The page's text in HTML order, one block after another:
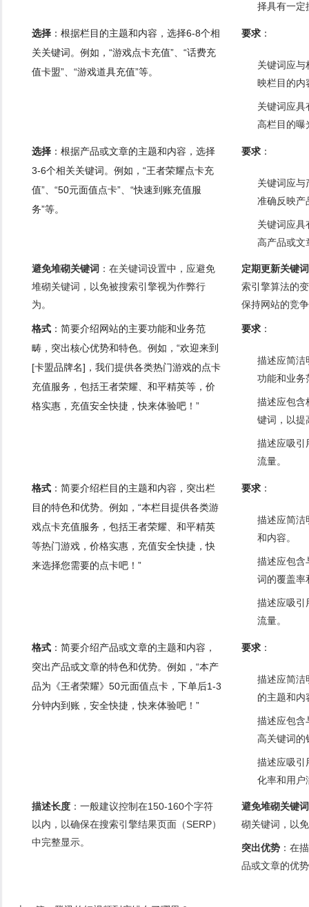
择具有一定
选择 ：根据栏目的主题和内容，选择6-8个相
关关键词。例如，“游戏点卡充值”、“话费充
值卡盟”、“游戏道具充值”等。
要求 ：
关键词应与
映栏目的内
关键词应具
高栏目的曝
选择 ：根据产品或文章的主题和内容，选择
3-6个相关关键词。例如，“王者荣耀点卡充
值”、“50元面值点卡”、“快速到账充值服
务”等。
要求 ：
关键词应与
准确反映产
关键词应具
高产品或文
避免堆砌关键词 ：在关键词设置中，应避免
堆砌关键词，以免被搜索引擎视为作弊行
为。
定期更新关键词
索引擎算法的
保持网站的竞
格式 ：简要介绍网站的主要功能和业务范
畴，突出核心优势和特色。例如，“欢迎来到
[卡盟品牌名]，我们提供各类热门游戏的点卡
充值服务，包括王者荣耀、和平精英等，价
格实惠，充值安全快捷，快来体验吧！”
要求 ：
描述应简洁
功能和业务
描述应包含
键词，以提
描述应吸引
流量。
格式 ：简要介绍栏目的主题和内容，突出栏
目的特色和优势。例如，“本栏目提供各类游
戏点卡充值服务，包括王者荣耀、和平精英
等热门游戏，价格实惠，充值安全快捷，快
来选择您需要的点卡吧！”
要求 ：
描述应简洁
和内容。
描述应包含
词的覆盖率
描述应吸引
流量。
格式 ：简要介绍产品或文章的主题和内容，
突出产品或文章的特色和优势。例如，“本产
品为《王者荣耀》50元面值点卡，下单后1-3
分钟内到账，安全快捷，快来体验吧！”
要求 ：
描述应简洁
的主题和内
描述应包含
高关键词的
描述应吸引
化率和用户
描述长度 ：一般建议控制在150-160个字符
以内，以确保在搜索引擎结果页面（SERP）
中完整显示。
避免堆砌关键词
砌关键词，以
突出优势 ：在
品或文章的优